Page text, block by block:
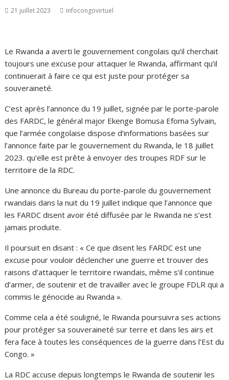
21 juillet 2023 infocongovirtuel
Le Rwanda a averti le gouvernement congolais qu’il cherchait
toujours une excuse pour attaquer le Rwanda, affirmant qu’il
continuerait à faire ce qui est juste pour protéger sa
souveraineté.
C’est après l’annonce du 19 juillet, signée par le porte-parole
des FARDC, le général major Ekenge Bomusa Efoma Sylvain,
que l’armée congolaise dispose d’informations basées sur
l’annonce faite par le gouvernement du Rwanda, le 18 juillet
2023. qu’elle est prête à envoyer des troupes RDF sur le
territoire de la RDC.
Une annonce du Bureau du porte-parole du gouvernement
rwandais dans la nuit du 19 juillet indique que l’annonce que
les FARDC disent avoir été diffusée par le Rwanda ne s’est
jamais produite.
Il poursuit en disant : « Ce que disent les FARDC est une
excuse pour vouloir déclencher une guerre et trouver des
raisons d’attaquer le territoire rwandais, même s’il continue
d’armer, de soutenir et de travailler avec le groupe FDLR qui a
commis le génocide au Rwanda ».
Comme cela a été souligné, le Rwanda poursuivra ses actions
pour protéger sa souveraineté sur terre et dans les airs et
fera face à toutes les conséquences de la guerre dans l’Est du
Congo. »
La RDC accuse depuis longtemps le Rwanda de soutenir les